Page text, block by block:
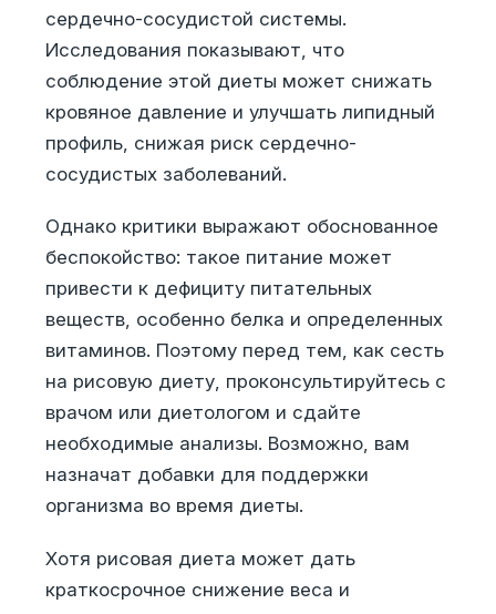
сердечно-сосудистой системы.
Исследования показывают, что
соблюдение этой диеты может снижать
кровяное давление и улучшать липидный
профиль, снижая риск сердечно-
сосудистых заболеваний.
Однако критики выражают обоснованное
беспокойство: такое питание может
привести к дефициту питательных
веществ, особенно белка и определенных
витаминов. Поэтому перед тем, как сесть
на рисовую диету, проконсультируйтесь с
врачом или диетологом и сдайте
необходимые анализы. Возможно, вам
назначат добавки для поддержки
организма во время диеты.
Хотя рисовая диета может дать
краткосрочное снижение веса и